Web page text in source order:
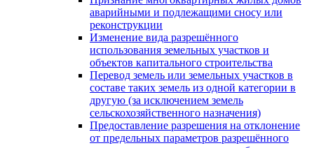
аварийными и подлежащими сносу или
реконструкции
Изменение вида разрешённого
использования земельных участков и
объектов капитального строительства
Перевод земель или земельных участков в
составе таких земель из одной категории в
другую (за исключением земель
сельскохозяйственного назначения)
Предоставление разрешения на отклонение
от предельных параметров разрешённого